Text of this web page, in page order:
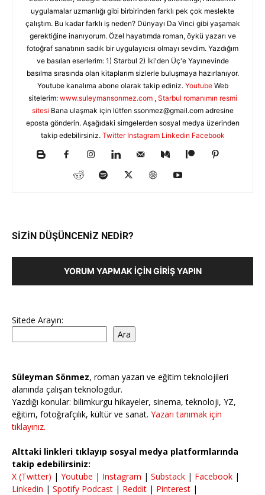
uygulamalar uzmanlığı gibi birbirinden farklı pek çok meslekte
çalıştım. Bu kadar farklı iş neden? Dünyayı Da Vinci gibi yaşamak
gerektiğine inanıyorum. Özel hayatımda roman, öykü yazarı ve
fotoğraf sanatının sadık bir uygulayıcısı olmayı sevdim. Yazdığım
ve basılan eserlerim: 1) Starbul 2) İki'den Üç'e Yayınevinde
basılma sırasında olan kitaplarım sizlerle buluşmaya hazırlanıyor.
Youtube kanalıma abone olarak takip ediniz. YoutubeWeb
sitelerim: www.suleymansonmez.com , Starbul romanımın resmi
sitesi Bana ulaşmak için lütfen ssonmez@gmail.comadresine
eposta gönderin. Aşağıdaki simgelerden sosyal medya üzerinden
takip edebilirsiniz. Twitter Instagram Linkedin Facebook
SİZİN DÜŞÜNCENİZ NEDİR?
YORUM YAPMAK İÇIN GIRIŞ YAPIN
Sitede Arayın:
Ara
Süleyman Sönmez, roman yazarı ve eğitim teknolojileri
alanında çalışan teknologdur.
Yazdığı konular: bilimkurgu hikayeler, sinema, teknoloji, YZ,
eğitim, fotoğrafçılık, kültür ve sanat. Yazarı tanımak için
tıklayınız.
Alttaki linkleri tıklayıp sosyal medya platformlarında
takip edebilirsiniz:
X (Twitter) | Youtube | Instagram | Substack | Facebook |
Linkedin | Spotify Podcast | Reddit | Pinterest |